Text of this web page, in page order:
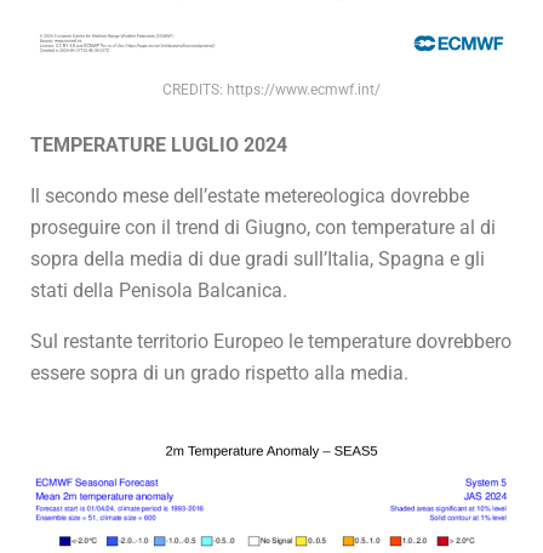
CREDITS: https://www.ecmwf.int/
TEMPERATURE LUGLIO 2024
Il secondo mese dell’estate metereologica dovrebbe
proseguire con il trend di Giugno, con temperature al di
sopra della media di due gradi sull’Italia, Spagna e gli
stati della Penisola Balcanica.
Sul restante territorio Europeo le temperature dovrebbero
essere sopra di un grado rispetto alla media.